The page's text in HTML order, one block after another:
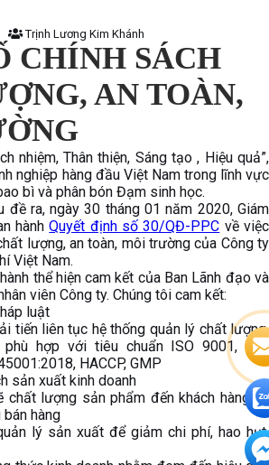
Trịnh Lương Kim Khánh
CHÍNH SÁCH
AN TOÀN,
nhiệm, Thân thiện, Sáng tạo , Hiệu quả”,
nghiệp hàng đầu Việt Nam trong lĩnh vực
bì và phân bón Đạm sinh học.
ra, ngày 30 tháng 01 năm 2020, Giám
hànhQuyết định số 30/QĐ-PPC về việc
lượng, an toàn, môi trường của Công ty
Việt Nam.
thể hiện cam kết của Ban Lãnh đạo và
viên Công ty. Chúng tôi cam kết:
luật
tiến liên tục hệ thống quản lý chất lượng,
hợp với tiêu chuẩn ISO 9001, ISO
HACCP, GMP
sản xuất kinh doanh
chất lượng sản phẩm đến khách hàng và
hàng
lý sản xuất để giảm chi phí, hao hụt,